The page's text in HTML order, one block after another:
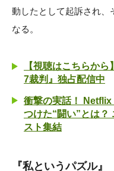
動したとして起訴され、
なる。
【視聴はこちらか
7裁判』独占配信中
衝撃の実話！
つけた“闘い”とは？
スト集結
『私というパズル』